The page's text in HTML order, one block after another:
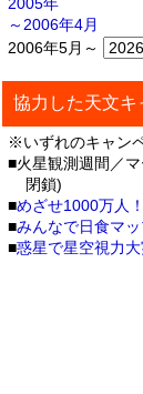
～2006年4月
2006年5月～
協力した天文キ
※いずれのキャン
■火星観測週間／
閉鎖)
■めざせ1000万人
■みんなで日食マ
■惑星で星空視力